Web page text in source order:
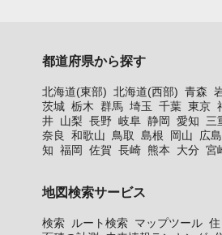
都道府県から探す
北海道(東部) 北海道(西部) 青森
茨城 栃木 群馬 埼玉 千葉 東京
井 山梨 長野 岐阜 静岡 愛知 三
奈良
和歌山 鳥取 島根 岡山 広島
知 福岡 佐賀 長崎 熊本 大分 宮
地図検索サービス
検索 ルート検索 マップツール